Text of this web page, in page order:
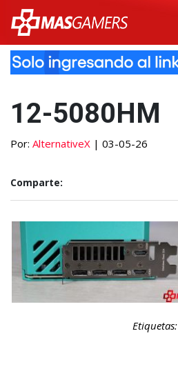
12-5080HM
Por: AlternativeX | 03-05-26
Comparte:
Etiquetas: